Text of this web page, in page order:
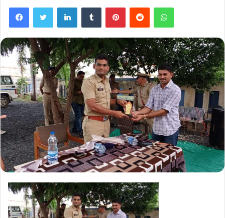
FacebookTwitter LinkedInTumblr PinterestReddit WhatsApp